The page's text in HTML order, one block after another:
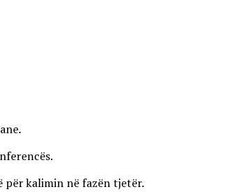
për kalimin në fazën tjetër.